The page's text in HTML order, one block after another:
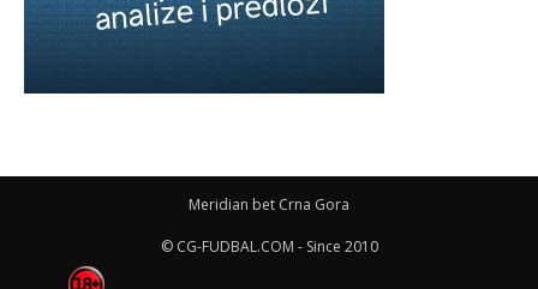
Meridian bet Crna Gora
© CG-FUDBAL.COM - Since 2010